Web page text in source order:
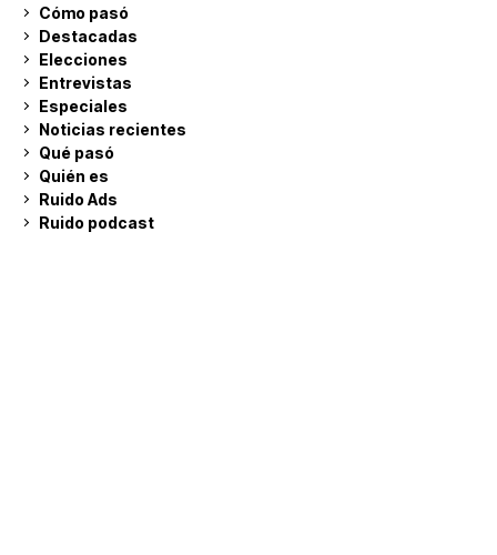
Cómo pasó
Destacadas
Elecciones
Entrevistas
Especiales
Noticias recientes
Qué pasó
Quién es
Ruido Ads
Ruido podcast